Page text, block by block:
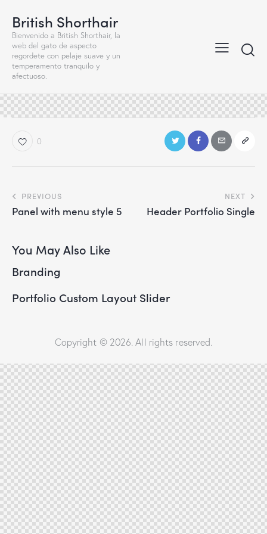
British Shorthair
Bienvenido a British Shorthair, la
web del gato de aspecto
regordete con pelaje suave y un
temperamento tranquilo y
afectuoso.
0
Navegación
de
PREVIOUS
Panel with menu style 5
NEXT
Header Portfolio Single
You May Also Like
Branding
Portfolio Custom Layout Slider
Copyright © 2026. All rights reserved.